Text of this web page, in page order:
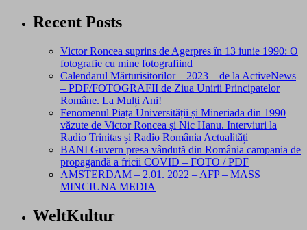
Recent Posts
Victor Roncea suprins de Agerpres în 13 iunie 1990: O
fotografie cu mine fotografiind
Calendarul Mărturisitorilor – 2023 – de la ActiveNews
– PDF/FOTOGRAFII de Ziua Unirii Principatelor
Române. La Mulți Ani!
Fenomenul Piața Universității și Mineriada din 1990
văzute de Victor Roncea și Nic Hanu. Interviuri la
Radio Trinitas și Radio România Actualități
BANI Guvern presa vândută din România campania de
propagandă a fricii COVID – FOTO / PDF
AMSTERDAM – 2.01. 2022 – AFP – MASS
MINCIUNA MEDIA
WeltKultur